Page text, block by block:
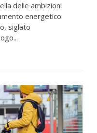
delle ambizioni
energetico
siglato